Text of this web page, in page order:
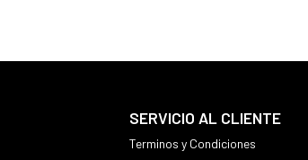
SERVICIO AL CLIENTE
Terminos y Condiciones